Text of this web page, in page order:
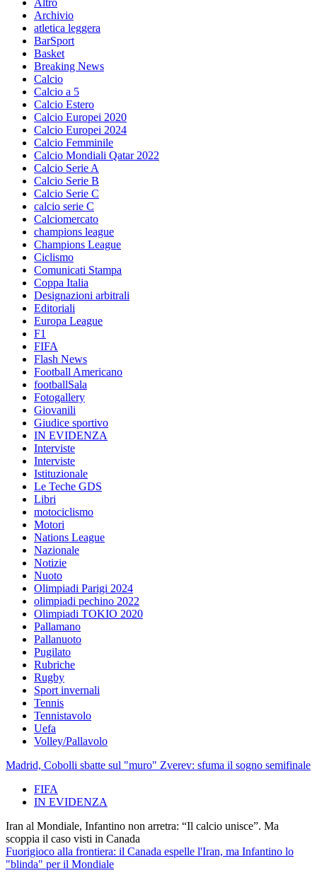
Altro
Archivio
atletica leggera
BarSport
Basket
Breaking News
Calcio
Calcio a 5
Calcio Estero
Calcio Europei 2020
Calcio Europei 2024
Calcio Femminile
Calcio Mondiali Qatar 2022
Calcio Serie A
Calcio Serie B
Calcio Serie C
calcio serie C
Calciomercato
champions league
Champions League
Ciclismo
Comunicati Stampa
Coppa Italia
Designazioni arbitrali
Editoriali
Europa League
F1
FIFA
Flash News
Football Americano
footballSala
Fotogallery
Giovanili
Giudice sportivo
IN EVIDENZA
Interviste
Interviste
Istituzionale
Le Teche GDS
Libri
motociclismo
Motori
Nations League
Nazionale
Notizie
Nuoto
Olimpiadi Parigi 2024
olimpiadi pechino 2022
Olimpiadi TOKIO 2020
Pallamano
Pallanuoto
Pugilato
Rubriche
Rugby
Sport invernali
Tennis
Tennistavolo
Uefa
Volley/Pallavolo
Madrid, Cobolli sbatte sul "muro" Zverev: sfuma il sogno semifinale
FIFA
IN EVIDENZA
Iran al Mondiale, Infantino non arretra: “Il calcio unisce”. Ma
scoppia il caso visti in Canada
Fuorigioco alla frontiera: il Canada espelle l'Iran, ma Infantino lo
"blinda" per il Mondiale